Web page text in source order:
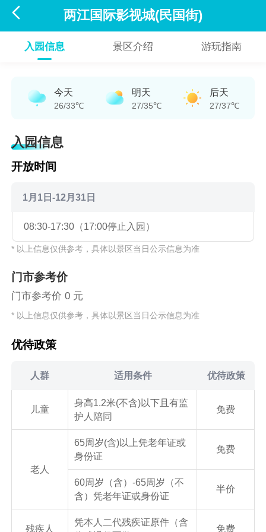
 两江国际影视城(民国街)
入园信息 景区介绍 游玩指南
今天
26/33℃
明天
27/35℃
后天
27/37℃
入园信息
开放时间
1月1日-12月31日
08:30-17:30（17:00停止入园）
* 以上信息仅供参考，具体以景区当日公示信息为准
门市参考价
门市参考价 0 元
* 以上信息仅供参考，具体以景区当日公示信息为准
优待政策
人群 适用条件 优待政策
儿童
身高1.2米(不含)以下且有监
护人陪同
免费
老人
65周岁(含)以上凭老年证或
身份证
免费
60周岁（含）-65周岁（不
含）凭老年证或身份证
半价
残疾人
凭本人二代残疾证原件（含
免费